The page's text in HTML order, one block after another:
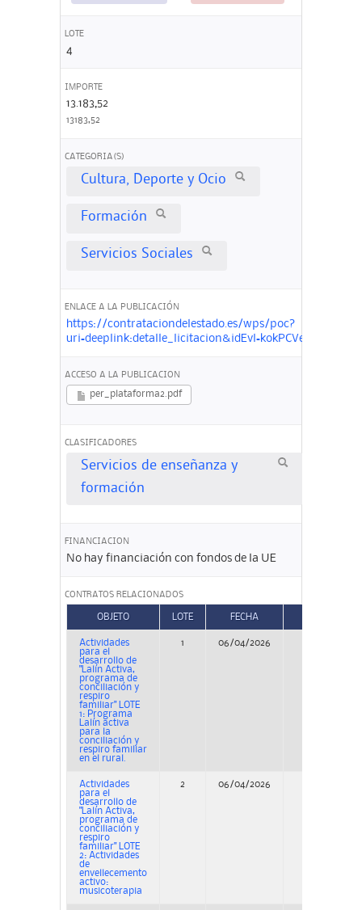
LOTE
4
IMPORTE
13.183,52
13183,52
CATEGORIA(S)
Cultura, Deporte y Ocio
Formación
Servicios Sociales
ENLACE A LA PUBLICACIÓN
https://contrataciondelestado.es/wps/poc?
ACCESO A LA PUBLICACION
per_plataforma2.pdf
CLASIFICADORES
Servicios de enseñanza y
formación
FINANCIACION
No hay financiación con fondos de la UE
CONTRATOS RELACIONADOS
OBJETO LOTE FECHA
Actividades
para el
desarrollo de
"Lalín Activa,
programa de
conciliación y
respiro
familiar" LOTE
1: Programa
Lalín activa
para la
conciliación y
respiro familiar
en el rural.
1 06/04/2026
Actividades
para el
desarrollo de
"Lalín Activa,
programa de
conciliación y
respiro
familiar" LOTE
2: Actividades
de
envellecemento
activo:
musicoterapia
2 06/04/2026